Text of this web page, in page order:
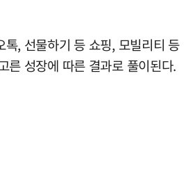
톡, 선물하기 등 쇼핑, 모빌리티 등
른 성장에 따른 결과로 풀이된다.